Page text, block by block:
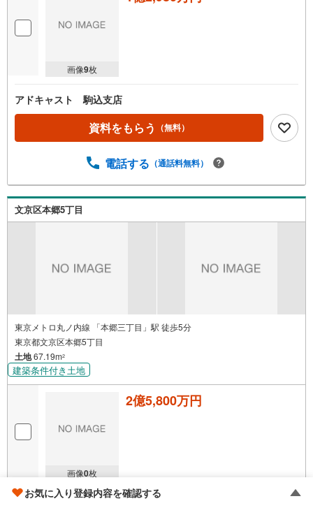
画像9枚
アドキャスト 駒込支店
資料をもらう （無料）
電話する （通話料無料）
文京区本郷5丁目
東京メトロ丸ノ内線 「本郷三丁目」駅 徒歩5分
東京都文京区本郷5丁目
土地67.19m2
建築条件付き土地
画像0枚
2億5,800万円
株式会社HOUSIS
お気に入り登録内容を確認する